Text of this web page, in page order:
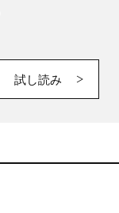
試し読み